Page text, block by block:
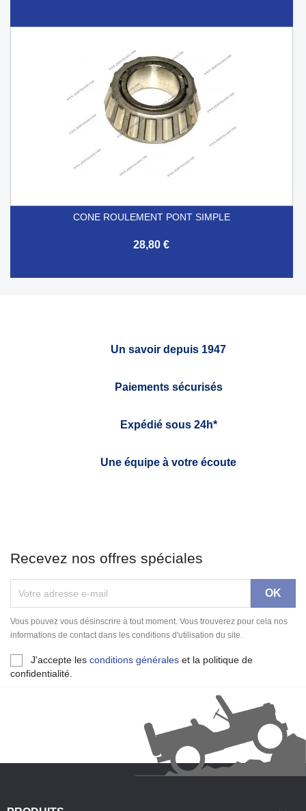
CONE ROULEMENT PONT SIMPLE
28,80 €
Un savoir depuis 1947
Paiements sécurisés
Expédié sous 24h*
Une équipe à votre écoute
Recevez nos offres spéciales
Vous pouvez vous désinscrire à tout moment. Vous trouverez pour cela nos
informations de contact dans les conditions d'utilisation du site.
J'accepte les conditions générales et la politique de
confidentialité.